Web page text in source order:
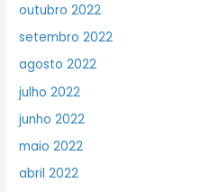
outubro 2022
setembro 2022
agosto 2022
julho 2022
junho 2022
maio 2022
abril 2022